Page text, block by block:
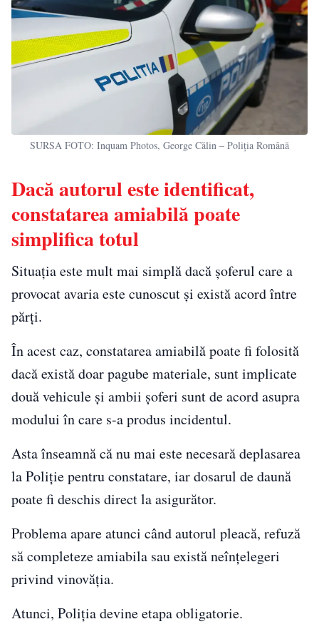
SURSA FOTO: Inquam Photos, George Călin – Poliția Română
Dacă autorul este identificat,
constatarea amiabilă poate
simplifica totul
Situația este mult mai simplă dacă șoferul care a
provocat avaria este cunoscut și există acord între
părți.
În acest caz, constatarea amiabilă poate fi folosită
dacă există doar pagube materiale, sunt implicate
două vehicule și ambii șoferi sunt de acord asupra
modului în care s-a produs incidentul.
Asta înseamnă că nu mai este necesară deplasarea
la Poliție pentru constatare, iar dosarul de daună
poate fi deschis direct la asigurător.
Problema apare atunci când autorul pleacă, refuză
să completeze amiabila sau există neînțelegeri
privind vinovăția.
Atunci, Poliția devine etapa obligatorie.